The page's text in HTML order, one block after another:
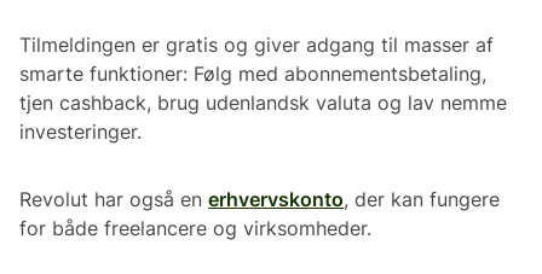
Tilmeldingen er gratis og giver adgang til masser af
smarte funktioner: Følg med abonnementsbetaling,
tjen cashback, brug udenlandsk valuta og lav nemme
investeringer.
Revolut har også en erhvervskonto, der kan fungere
for både freelancere og virksomheder.